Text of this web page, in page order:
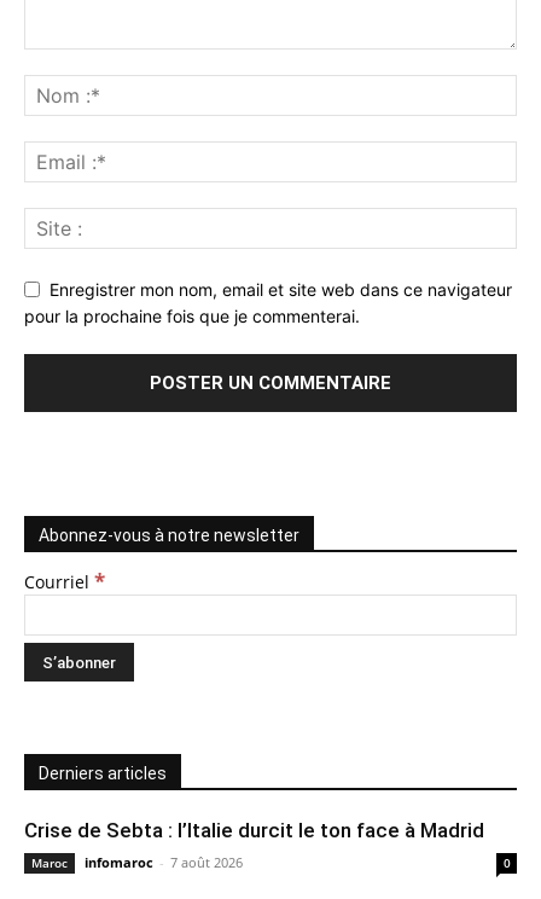
Enregistrer mon nom, email et site web dans ce navigateur
pour la prochaine fois que je commenterai.
Abonnez-vous à notre newsletter
Courriel *
Derniers articles
Crise de Sebta : l’Italie durcit le ton face à Madrid
Maroc infomaroc - 7 août 2026 0